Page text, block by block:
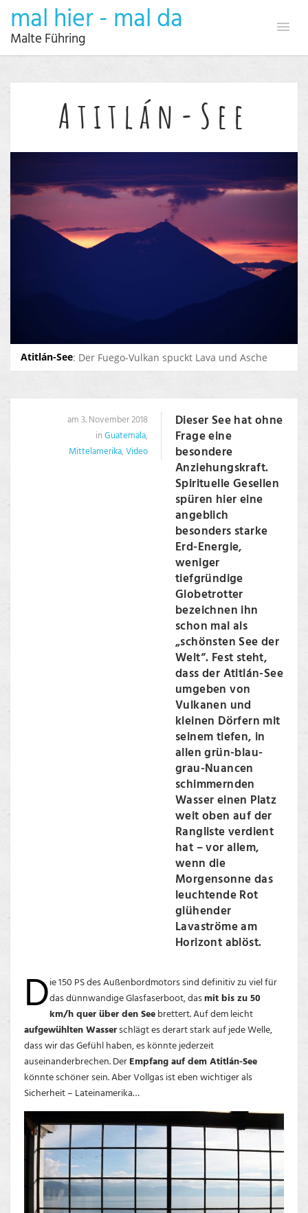
mal hier - mal da
Malte Führing
Atitlán-See
Atitlán-See: Der Fuego-Vulkan spuckt Lava und Asche
am 3. November 2018
inGuatemala,
Mittelamerika,Video
Dieser See hat ohne
Frage eine
besondere
Anziehungskraft.
Spirituelle Gesellen
spüren hier eine
angeblich
besonders starke
Erd-Energie,
weniger
tiefgründige
Globetrotter
bezeichnen ihn
schon mal als
„schönsten See der
Welt“. Fest steht,
dass der Atitlán-See
umgeben von
Vulkanen und
kleinen Dörfern mit
seinem tiefen, in
allen grün-blau-
grau-Nuancen
schimmernden
Wasser einen Platz
weit oben auf der
Rangliste verdient
hat – vor allem,
wenn die
Morgensonne das
leuchtende Rot
glühender
Lavaströme am
Horizont ablöst.
Die 150 PS des Außenbordmotors sind definitiv zu viel für
das dünnwandige Glasfaserboot, dasmit bis zu 50
km/h quer über den Seebrettert. Auf dem leicht
aufgewühlten Wasserschlägt es derart stark auf jede Welle,
dass wir das Gefühl haben, es könnte jederzeit
auseinanderbrechen. DerEmpfang auf dem Atitlán-See
könnte schöner sein. Aber Vollgas ist eben wichtiger als
Sicherheit – Lateinamerika…